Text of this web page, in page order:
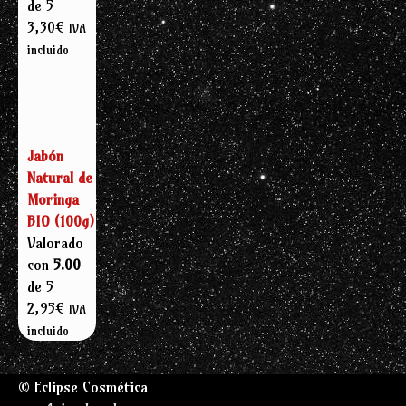
de 5
3,30€ IVA
incluido
Jabón
Natural de
Moringa
BIO (100g)
Valorado
con 5.00
de 5
2,95€ IVA
incluido
© Eclipse Cosmética